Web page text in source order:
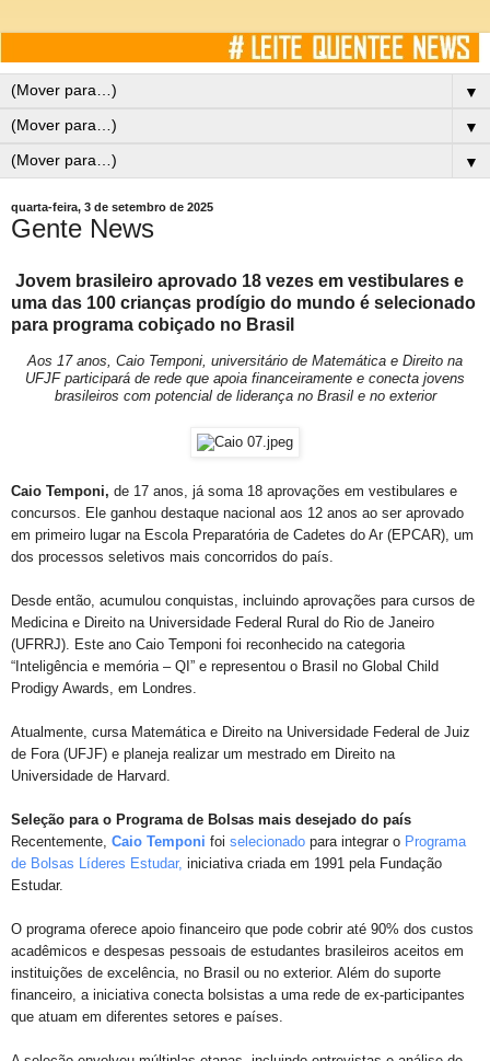
▼
▼
▼
quarta-feira, 3 de setembro de 2025
Gente News
Jovem brasileiro aprovado 18 vezes em vestibulares e
uma das 100 crianças prodígio do mundo é selecionado
para programa cobiçado no Brasil
Aos 17 anos, Caio Temponi, universitário de Matemática e Direito na
UFJF participará de rede que apoia financeiramente e conecta jovens
brasileiros com potencial de liderança no Brasil e no exterior
Caio Temponi, de 17 anos, já soma 18 aprovações em vestibulares e
concursos. Ele ganhou destaque nacional aos 12 anos ao ser aprovado
em primeiro lugar na Escola Preparatória de Cadetes do Ar (EPCAR), um
dos processos seletivos mais concorridos do país.
Desde então, acumulou conquistas, incluindo aprovações para cursos de
Medicina e Direito na Universidade Federal Rural do Rio de Janeiro
(UFRRJ). Este ano Caio Temponi foi reconhecido na categoria
“Inteligência e memória – QI” e representou o Brasil no Global Child
Prodigy Awards, em Londres.
Atualmente, cursa Matemática e Direito na Universidade Federal de Juiz
de Fora (UFJF) e planeja realizar um mestrado em Direito na
Universidade de Harvard.
Seleção para o Programa de Bolsas mais desejado do país
Recentemente, Caio Temponi foi selecionado para integrar o Programa
de Bolsas Líderes Estudar, iniciativa criada em 1991 pela Fundação
Estudar.
O programa oferece apoio financeiro que pode cobrir até 90% dos custos
acadêmicos e despesas pessoais de estudantes brasileiros aceitos em
instituições de excelência, no Brasil ou no exterior. Além do suporte
financeiro, a iniciativa conecta bolsistas a uma rede de ex-participantes
que atuam em diferentes setores e países.